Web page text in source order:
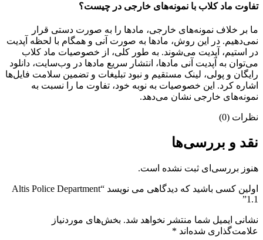
تفاوت ماد کلاب با نمونه‌های خارجی در چیست؟
ما بر خلاف نمونه‌های خارجی، مادها را به صورت دستی قرار
نمی‌دهیم. در این روش، مادها به صورت آنی و همگام با لحظه آپدیت
در استیم، آپدیت می‌شوند. به طور کلی، از خصوصیات ماد کلاب
می‌‌توان به آپدیت آنی مادها، انتشار سریع مادها در وب‌سایت، دانلود
رایگان و پولی، لینک مستقیم و نبود تبلیغات و تضمین سلامت فایل‌ها
اشاره کرد. این خصوصیات به نوبه خود، تفاوت ما را نسبت به
نمونه‌های خارجی نشان می‌دهد.
نظرات (0)
نقد و بررسی‌ها
هنوز بررسی‌ای ثبت نشده است.
اولین کسی باشید که دیدگاهی می نویسد “Altis Police Department
1.1”
نشانی ایمیل شما منتشر نخواهد شد. بخش‌های موردنیاز
علامت‌گذاری شده‌اند *